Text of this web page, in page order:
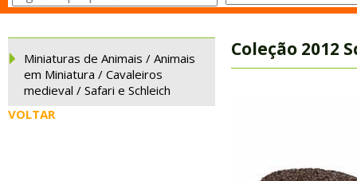
Miniaturas de Animais / Animais
em Miniatura / Cavaleiros
medieval / Safari e Schleich
VOLTAR
Coleção 2012